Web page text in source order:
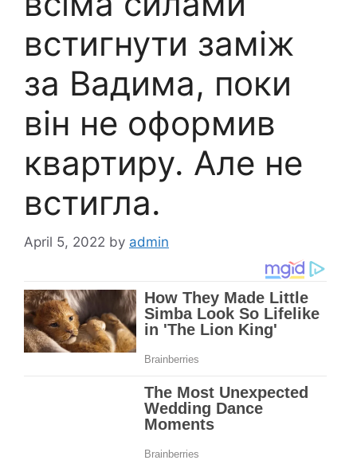
встигнути заміж
за Вадима, поки
він не оформив
квартиру. Але не
встигла.
April 5, 2022 by admin